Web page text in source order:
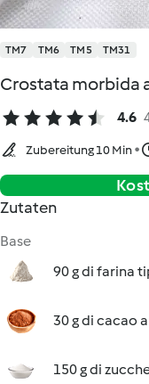
TM7 TM6 TM5 TM31
Crostata morbida
4.6
Zubereitung 10 Min
Zutaten
Base
90 g di farina
30 g di cacao
150 g di